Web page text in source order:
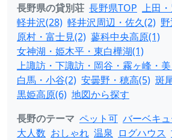
長野県の貸別荘 長野県TOP 上田
軽井沢(28) 軽井沢周辺・佐久(2)
原村・富士見(2) 蓼科中央高原(1)
女神湖・姫木平・東白樺湖(1)
上諏訪・下諏訪・岡谷・霧ヶ峰・
白馬・小谷(2) 安曇野・穂高(5) 斑
黒姫高原(6) 地図から探す
長野のテーマ ペット可 バーベキ
大人数 おしゃれ 温泉 ログハウス